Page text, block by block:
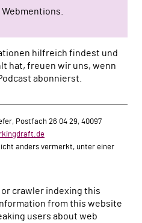
hilfreich findest und
hat, freuen wir uns, wenn
abonnierst.
Postfach 26 04 29, 40097
anders vermerkt, unter einer
or crawler indexing this
from this website
users about web